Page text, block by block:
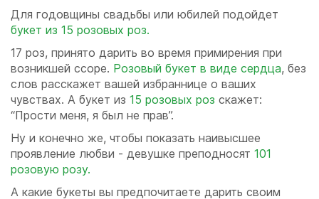
Для годовщины свадьбы или юбилей подойдет
букет из 15 розовых роз.
17 роз, принято дарить во время примирения при
возникшей ссоре. Розовый букет в виде сердца, без
слов расскажет вашей избраннице о ваших
чувствах. А букет из 15 розовых роз скажет:
“Прости меня, я был не прав”.
Ну и конечно же, чтобы показать наивысшее
проявление любви - девушке преподносят 101
розовую розу.
А какие букеты вы предпочитаете дарить своим